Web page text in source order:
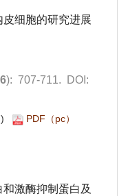
): 707-711. DOI:
)